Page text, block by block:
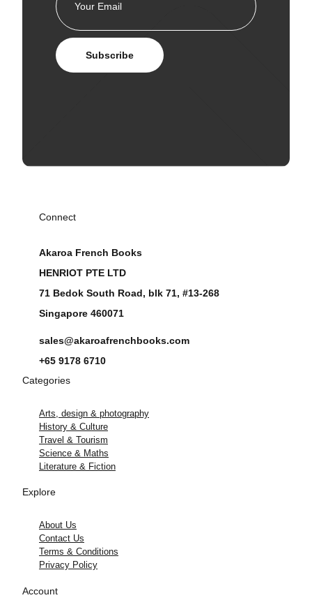
Subscribe
Connect
Akaroa French Books
HENRIOT PTE LTD
71 Bedok South Road, blk 71, #13-268
Singapore 460071
sales@akaroafrenchbooks.com
+65 9178 6710
Categories
Arts, design & photography
History & Culture
Travel & Tourism
Science & Maths
Literature & Fiction
Explore
About Us
Contact Us
Terms & Conditions
Privacy Policy
Account